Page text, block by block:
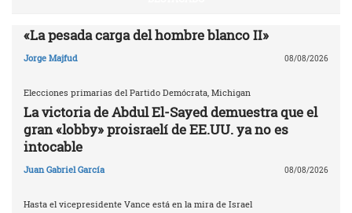
«La pesada carga del hombre blanco II»
Jorge Majfud 08/08/2026
Elecciones primarias del Partido Demócrata, Michigan
La victoria de Abdul El-Sayed demuestra que el
gran «lobby» proisraelí de EE.UU. ya no es
intocable
Juan Gabriel García 08/08/2026
Hasta el vicepresidente Vance está en la mira de Israel